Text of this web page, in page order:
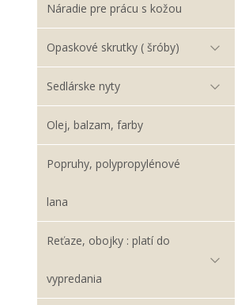
Náradie pre prácu s kožou
Opaskové skrutky ( šróby)
Sedlárske nyty
Olej, balzam, farby
Popruhy, polypropylénové
lana
Reťaze, obojky : platí do
vypredania